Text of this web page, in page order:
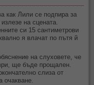
как Лили се подпира за
на сцената.
си 15 сантиметрови
я влачат по пътя й
на слуховете, че
ще бъде прощален.
слиза от
очакване.